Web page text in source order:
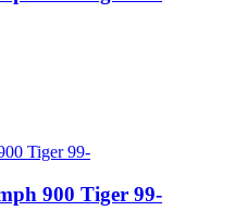
900 Tiger 99-